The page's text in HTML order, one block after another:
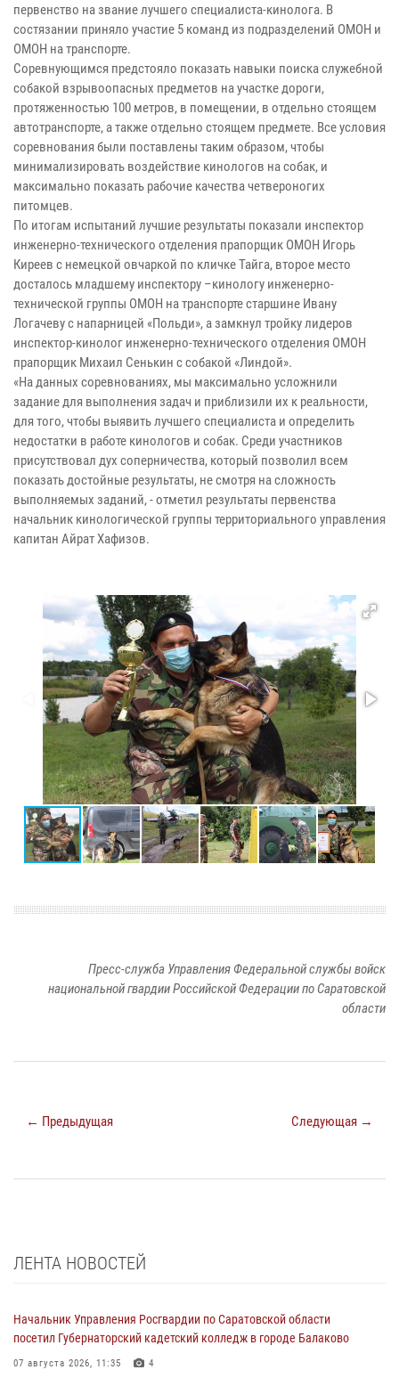
первенство на звание лучшего специалиста-кинолога. В
состязании приняло участие 5 команд из подразделений ОМОН и
ОМОН на транспорте.
Соревнующимся предстояло показать навыки поиска служебной
собакой взрывоопасных предметов на участке дороги,
протяженностью 100 метров, в помещении, в отдельно стоящем
автотранспорте, а также отдельно стоящем предмете. Все условия
соревнования были поставлены таким образом, чтобы
минимализировать воздействие кинологов на собак, и
максимально показать рабочие качества четвероногих
питомцев.
По итогам испытаний лучшие результаты показали инспектор
инженерно-технического отделения прапорщик ОМОН Игорь
Киреев с немецкой овчаркой по кличке Тайга, второе место
досталось младшему инспектору –кинологу инженерно-
технической группы ОМОН на транспорте старшине Ивану
Логачеву с напарницей «Польди», а замкнул тройку лидеров
инспектор-кинолог инженерно-технического отделения ОМОН
прапорщик Михаил Сенькин с собакой «Линдой».
«На данных соревнованиях, мы максимально усложнили
задание для выполнения задач и приблизили их к реальности,
для того, чтобы выявить лучшего специалиста и определить
недостатки в работе кинологов и собак. Среди участников
присутствовал дух соперничества, который позволил всем
показать достойные результаты, не смотря на сложность
выполняемых заданий, - отметил результаты первенства
начальник кинологической группы территориального управления
капитан Айрат Хафизов.
Пресс-служба Управления Федеральной службы войск
национальной гвардии Российской Федерации по Саратовской
области
← Предыдущая Следующая →
ЛЕНТА НОВОСТЕЙ
Начальник Управления Росгвардии по Саратовской области
посетил Губернаторский кадетский колледж в городе Балаково
07 августа 2026, 11:35 4